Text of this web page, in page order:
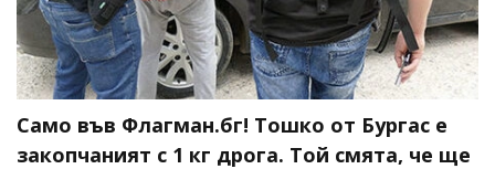
Само във Флагман.бг! Тошко от Бургас е
закопчаният с 1 кг дрога. Той смята, че ще